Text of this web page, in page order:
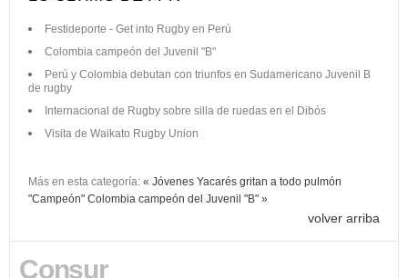
Festideporte - Get into Rugby en Perú
Colombia campeón del Juvenil "B"
Perú y Colombia debutan con triunfos en Sudamericano Juvenil B
de rugby
Internacional de Rugby sobre silla de ruedas en el Dibós
Visita de Waikato Rugby Union
Más en esta categoría: « Jóvenes Yacarés gritan a todo pulmón
"Campeón" Colombia campeón del Juvenil "B" »
volver arriba
Consur